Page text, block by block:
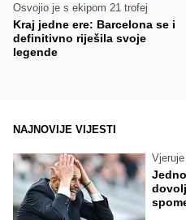
Osvojio je s ekipom 21 trofej
Kraj jedne ere: Barcelona se i
definitivno riješila svoje
legende
NAJNOVIJE VIJESTI